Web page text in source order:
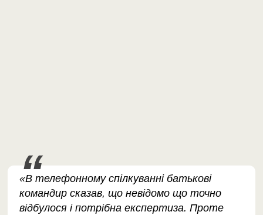
«В телефонному спілкуванні батькові
командир сказав, що невідомо що точно
відбулося і потрібна експертиза. Проте